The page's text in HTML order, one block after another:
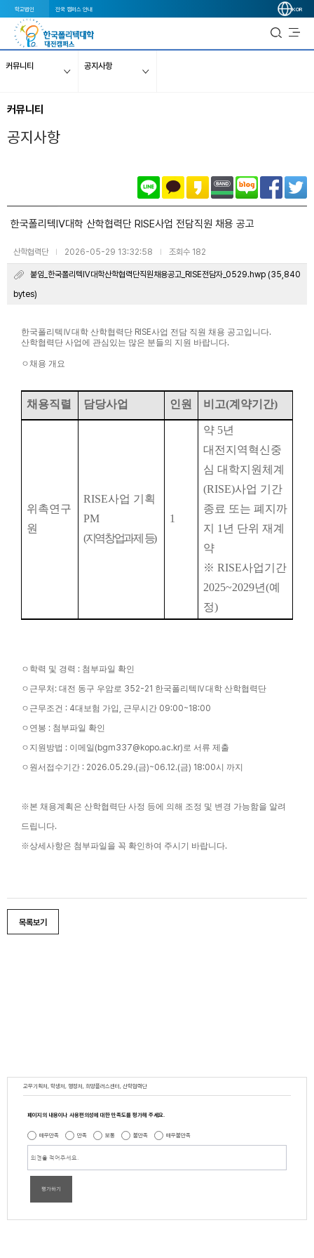
학교법인 전국 캠퍼스 안내 KOR
커뮤니티 공지사항
커뮤니티
공지사항
한국폴리텍Ⅳ대학 산학협력단 RISE사업 전담직원 채용 공고
산학협력단 | 2026-05-29 13:32:58 | 조회수 182
붙임_한국폴리텍Ⅳ대학산학협력단직원채용공고_RISE전담자_0529.hwp (35,840
bytes)
한국폴리텍 Ⅳ대학 산학협력단 RISE사업 전담 직원 채용 공고입니다.
산학협력단 사업에 관심있는 많은 분들의 지원 바랍니다.
ㅇ채용 개요
채용직렬 담당사업 인원 비고(계약기간)
위촉연구
원
RISE사업 기획
PM
(지역창업과제 등)
1
약 5년
대전지역혁신중
심 대학지원체계
(RISE)사업 기간
종료 또는 폐지까
지 1 년 단위 재계
약
※ RISE사업기간
2025~2029년(예
정)
ㅇ 학력 및 경력 : 첨부파일 확인
ㅇ 근무처 : 대전 동구 우암로 352-21 한국폴리텍 Ⅳ대학 산학협력단
ㅇ 근무조건 : 4대보험 가입 근무시간 09:00~18:00
ㅇ 연봉 : 첨부파일 확인
ㅇ 지원방법 : 이메일 (bgm337@kopo.ac.kr)로 서류 제출
ㅇ 원서접수기간 : 2026.05.29.(금)~06.12.(금) 18:00시 까지
※본 채용계획은 산학협력단 사정 등에 의해 조정 및 변경 가능함을 알려
드립니다.
※상세사항은 첨부파일을 꼭 확인하여 주시기 바랍니다.
목록보기
교무기획처, 학생처, 행정처, 희망플러스센터, 산학협력단
페이지의 내용이나 사용편의성에 대한 만족도를 평가해 주세요.
매우만족 만족 보통 불만족 매우불만족
평가하기